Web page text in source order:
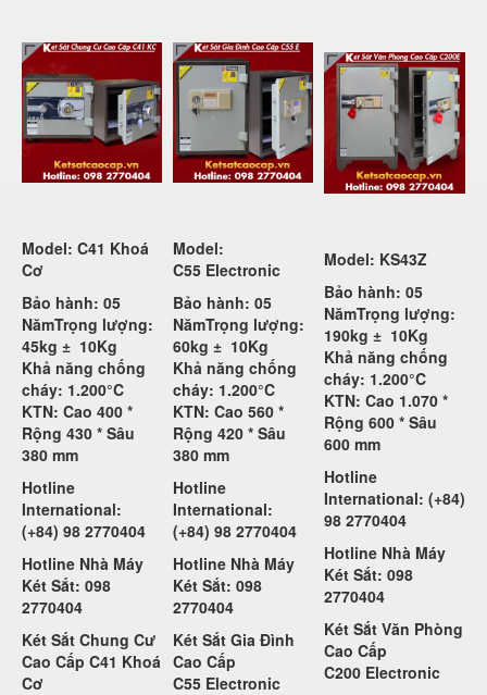
Model: C41 Khoá
Cơ
Bảo hành: 05
NămTrọng lượng:
45kg ± 10Kg
Khả năng chống
cháy: 1.200°C
KTN: Cao 400 *
Rộng 430 * Sâu
380 mm
Hotline
International:
(+84) 98 2770404
Hotline Nhà Máy
Két Sắt: 098
2770404
Két Sắt Chung Cư
Cao Cấp C41 Khoá
Cơ
Model:
C55 Electronic
Bảo hành: 05
NămTrọng lượng:
60kg ± 10Kg
Khả năng chống
cháy: 1.200°C
KTN: Cao 560 *
Rộng 420 * Sâu
380 mm
Hotline
International:
(+84) 98 2770404
Hotline Nhà Máy
Két Sắt: 098
2770404
Két Sắt Gia Đình
Cao Cấp
C55 Electronic
Model: KS43Z
Bảo hành: 05
NămTrọng lượng:
190kg ± 10Kg
Khả năng chống
cháy: 1.200°C
KTN: Cao 1.070 *
Rộng 600 * Sâu
600 mm
Hotline
International: (+84)
98 2770404
Hotline Nhà Máy
Két Sắt: 098
2770404
Két Sắt Văn Phòng
Cao Cấp
C200 Electronic